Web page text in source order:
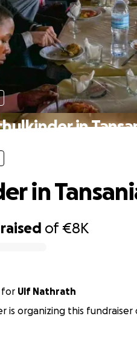
in
raised of€8K
in
for Ulf Nathrath
is organizing this